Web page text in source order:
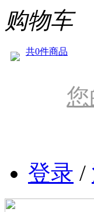
购物车
共0件商品
登录 /